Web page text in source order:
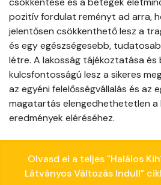
pozitív fordulat reményt ad arra,
jelentősen csökkenthető lesz a
és egy egészségesebb,
létre. A lakosság tájékoztatása és
kulcsfontosságú lesz a sikeres
az egyéni felelősségvállalás és az
magatartás elengedhethetetlen a
eredmények eléréséhez.
Olvasd el a teljes "Halálos
Látványos Változás Indul!"